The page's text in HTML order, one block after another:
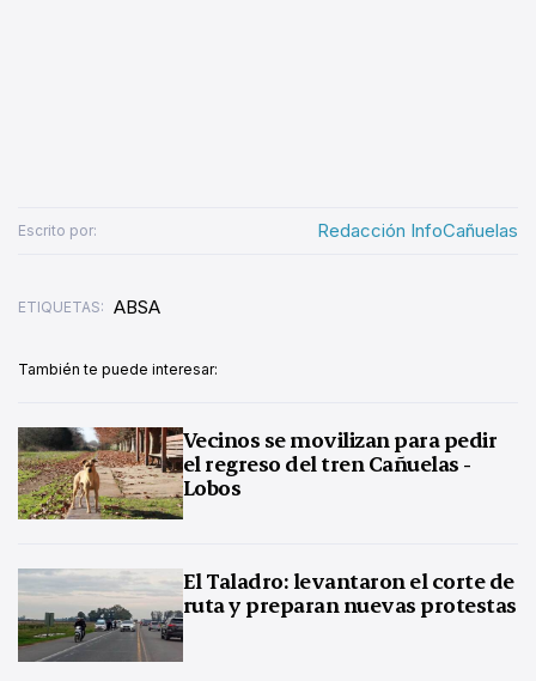
Escrito por: Redacción InfoCañuelas
ETIQUETAS: ABSA
También te puede interesar:
Vecinos se movilizan para pedir
el regreso del tren Cañuelas -
Lobos
El Taladro: levantaron el corte de
ruta y preparan nuevas protestas